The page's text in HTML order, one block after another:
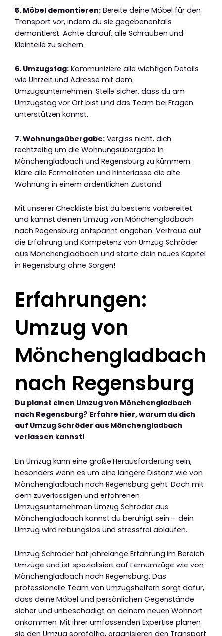
5. Möbel demontieren: Bereite deine Möbel für den
Transport vor, indem du sie gegebenenfalls
demontierst. Achte darauf, alle Schrauben und
Kleinteile zu sichern.
6. Umzugstag: Kommuniziere alle wichtigen Details
wie Uhrzeit und Adresse mit dem
Umzugsunternehmen. Stelle sicher, dass du am
Umzugstag vor Ort bist und das Team bei Fragen
unterstützen kannst.
7. Wohnungsübergabe: Vergiss nicht, dich
rechtzeitig um die Wohnungsübergabe in
Mönchengladbach und Regensburg zu kümmern.
Kläre alle Formalitäten und hinterlasse die alte
Wohnung in einem ordentlichen Zustand.
Mit unserer Checkliste bist du bestens vorbereitet
und kannst deinen Umzug von Mönchengladbach
nach Regensburg entspannt angehen. Vertraue auf
die Erfahrung und Kompetenz von Umzug Schröder
aus Mönchengladbach und starte dein neues Kapitel
in Regensburg ohne Sorgen!
Erfahrungen:
Umzug von
Mönchengladbach
nach Regensburg
Du planst einen Umzug von Mönchengladbach
nach Regensburg? Erfahre hier, warum du dich
auf Umzug Schröder aus Mönchengladbach
verlassen kannst!
Ein Umzug kann eine große Herausforderung sein,
besonders wenn es um eine längere Distanz wie von
Mönchengladbach nach Regensburg geht. Doch mit
dem zuverlässigen und erfahrenen
Umzugsunternehmen Umzug Schröder aus
Mönchengladbach kannst du beruhigt sein – dein
Umzug wird reibungslos und stressfrei ablaufen.
Umzug Schröder hat jahrelange Erfahrung im Bereich
Umzüge und ist spezialisiert auf Fernumzüge wie von
Mönchengladbach nach Regensburg. Das
professionelle Team von Umzugshelfern sorgt dafür,
dass deine Möbel und persönlichen Gegenstände
sicher und unbeschädigt an deinem neuen Wohnort
ankommen. Mit ihrer umfassenden Expertise planen
sie den Umzug sorgfältig, organisieren den Transport